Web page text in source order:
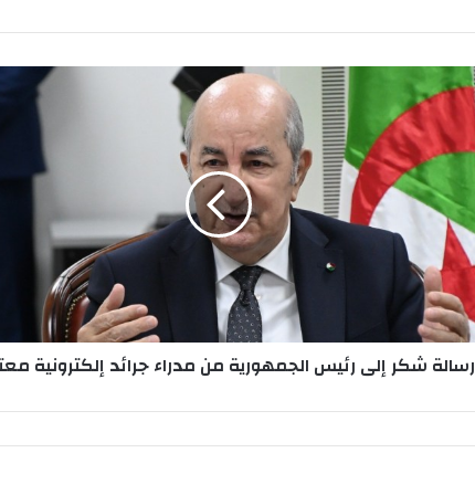
رسالة شكر إلى رئيس الجمهورية من مدراء جرائد إلكترونية